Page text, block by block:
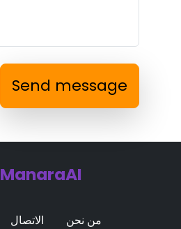
Send message
ManaraAI
من نحن الاتصال